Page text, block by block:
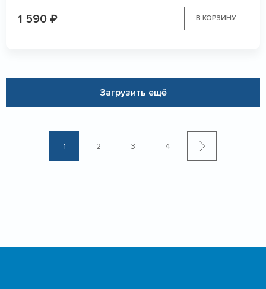
1 590 ₽ В КОРЗИНУ
Загрузить ещё
1 2 3 4